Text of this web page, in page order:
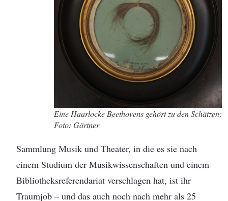
Eine Haarlocke Beethovens gehört zu den Schätzen;
Foto: Gärtner
Sammlung Musik und Theater, in die es sie nach
einem Studium der Musikwissenschaften und einem
Bibliotheksreferendariat verschlagen hat, ist ihr
Traumjob – und das auch noch nach mehr als 25